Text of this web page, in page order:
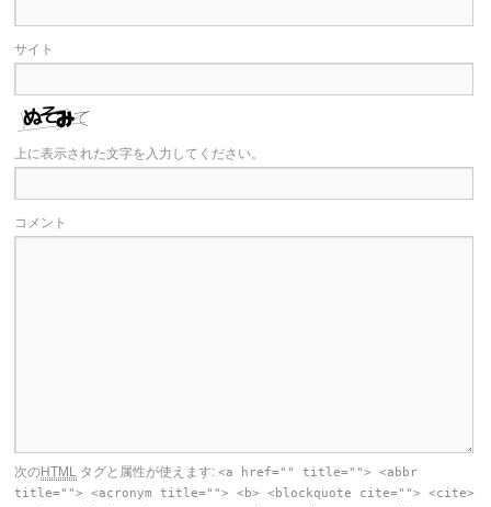
サイト
上に表示された文字を入力してください。
コメント
次のHTML タグと属性が使えます:<a href="" title=""> <abbr
title=""> <acronym title=""> <b> <blockquote cite=""> <cite>